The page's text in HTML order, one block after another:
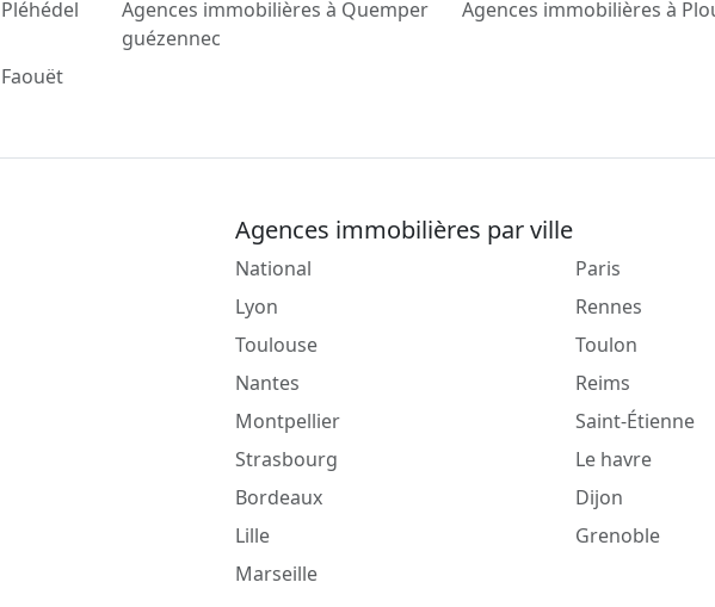
Agences immobilières à Quemper
guézennec
Agences immobilières à
Agences immobilières par ville
National
Lyon
Toulouse
Nantes
Montpellier
Strasbourg
Bordeaux
Lille
Marseille
Paris
Rennes
Toulon
Reims
Saint-Étienne
Le havre
Dijon
Grenoble